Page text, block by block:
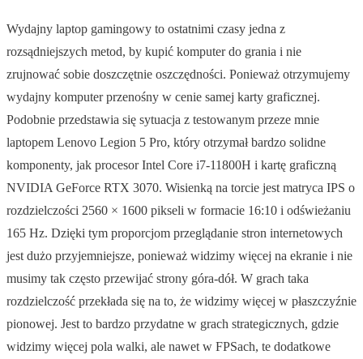
Wydajny laptop gamingowy to ostatnimi czasy jedna z
rozsądniejszych metod, by kupić komputer do grania i nie
zrujnować sobie doszczętnie oszczędności. Ponieważ otrzymujemy
wydajny komputer przenośny w cenie samej karty graficznej.
Podobnie przedstawia się sytuacja z testowanym przeze mnie
laptopem Lenovo Legion 5 Pro, który otrzymał bardzo solidne
komponenty, jak procesor Intel Core i7-11800H i kartę graficzną
NVIDIA GeForce RTX 3070. Wisienką na torcie jest matryca IPS o
rozdzielczości 2560 × 1600 pikseli w formacie 16:10 i odświeżaniu
165 Hz. Dzięki tym proporcjom przeglądanie stron internetowych
jest dużo przyjemniejsze, ponieważ widzimy więcej na ekranie i nie
musimy tak często przewijać strony góra-dół. W grach taka
rozdzielczość przekłada się na to, że widzimy więcej w płaszczyźnie
pionowej. Jest to bardzo przydatne w grach strategicznych, gdzie
widzimy więcej pola walki, ale nawet w FPSach, te dodatkowe